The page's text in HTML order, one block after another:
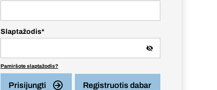
Slaptažodis*
Pamiršote slaptažodis?
Prisijungti Registruotis dabar